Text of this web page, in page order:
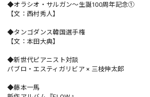
◆オラシオ・サルガン～生誕100周年記念①
【文：西村秀人】
◆タンゴダンス韓国選手権
【文：本田大典】
◆新世代ピアニスト対談
パブロ・エスティガリビア × 三枝伸太郎
◆藤本一馬